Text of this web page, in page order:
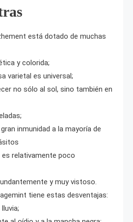
está dotado de muchas
y colorida;
varietal es universal;
no sólo al sol, sino también en
inmunidad a la mayoría de
relativamente poco
y muy vistoso.
tiene estas desventajas: